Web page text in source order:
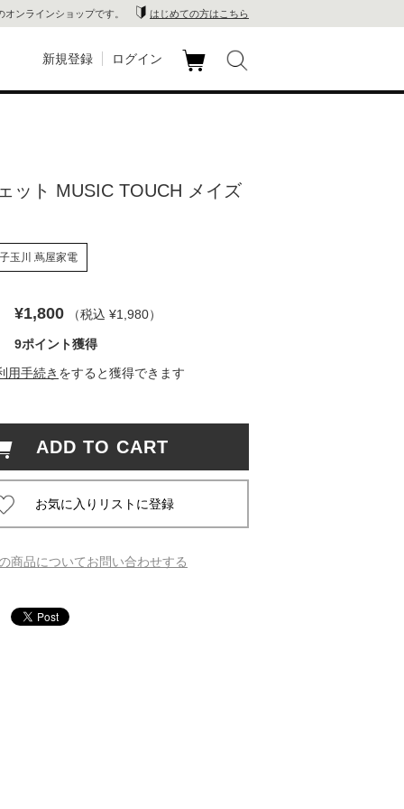
ンラインショップです。 はじめての方はこちら
蔦
屋
店
屋
新規登録 ログイン
ット MUSIC TOUCH メイズ
玉川 蔦屋家電
¥1,800 （税込 ¥1,980）
9ポイント獲得
用手続き をすると獲得できます
ADD TO CART
商品についてお問い合わせする